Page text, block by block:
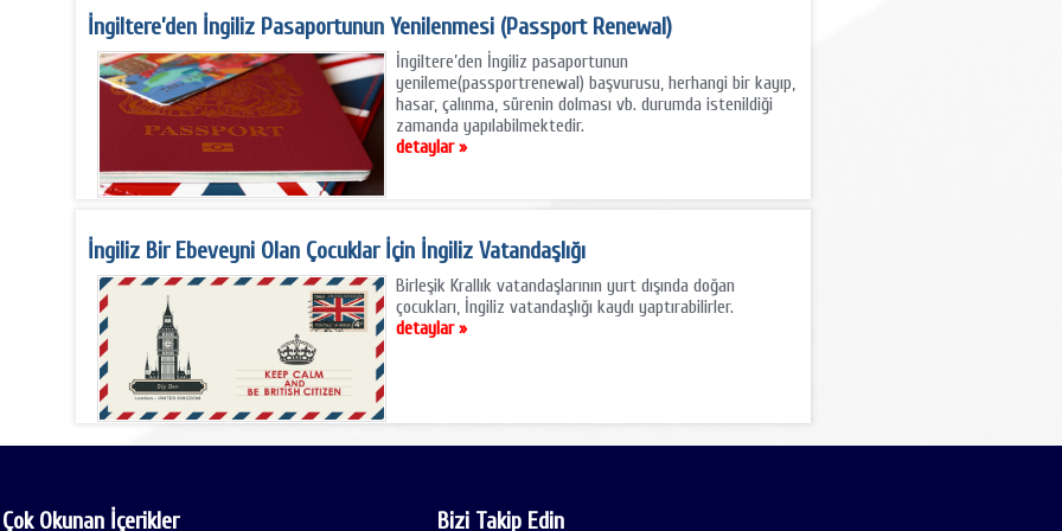
İngiltere’den İngiliz Pasaportunun Yenilenmesi (Passport Renewal)
İngiltere’den İngiliz pasaportunun
yenileme(passportrenewal) başvurusu, herhangi bir kayıp,
hasar, çalınma, sürenin dolması vb. durumda istenildiği
zamanda yapılabilmektedir.
detaylar »
İngiliz Bir Ebeveyni Olan Çocuklar İçin İngiliz Vatandaşlığı
Birleşik Krallık vatandaşlarının yurt dışında doğan
çocukları, İngiliz vatandaşlığı kaydı yaptırabilirler.
detaylar »
Okunan İçerikler Bizi Takip Edin